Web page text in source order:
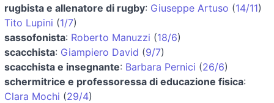
rugbista e allenatore di rugby: Giuseppe Artuso (14/11)
Tito Lupini (1/7)
sassofonista: Roberto Manuzzi (18/6)
scacchista: Giampiero David (9/7)
scacchista e insegnante: Barbara Pernici (26/6)
schermitrice e professoressa di educazione fisica:
Clara Mochi (29/4)